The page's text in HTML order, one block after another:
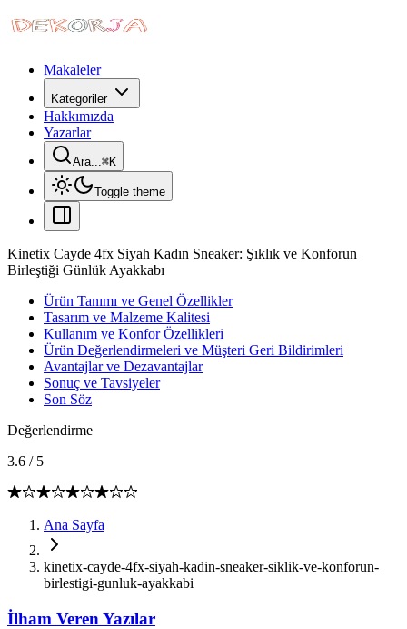
Makaleler
Kategoriler
Hakkımızda
Yazarlar
Ara...⌘K
Toggle theme
Kinetix Cayde 4fx Siyah Kadın Sneaker: Şıklık ve Konforun
Birleştiği Günlük Ayakkabı
Ürün Tanımı ve Genel Özellikler
Tasarım ve Malzeme Kalitesi
Kullanım ve Konfor Özellikleri
Ürün Değerlendirmeleri ve Müşteri Geri Bildirimleri
Avantajlar ve Dezavantajlar
Sonuç ve Tavsiyeler
Son Söz
Değerlendirme
3.6 / 5
Ana Sayfa
kinetix-cayde-4fx-siyah-kadin-sneaker-siklik-ve-konforun-
birlestigi-gunluk-ayakkabi
İlham Veren Yazılar